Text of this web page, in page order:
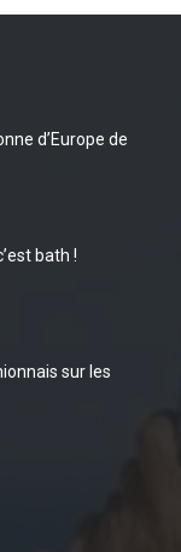
d’Europe de
bath !
sur les